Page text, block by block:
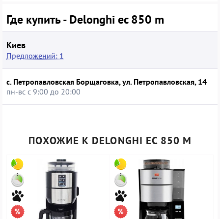
площадка может применяться для подогрева чашек перед
подачей напитка. Такая кофеварка подойдёт тем, кто хочет
контролировать процесс приготовления эспрессо, получая
стабильный результат без сложных настроек и громоздкого
оборудования.
Где купить - Delonghi ec 850 m
Киев
Предложений: 1
с. Петропавловская Борщаговка, ул. Петропавловская, 14
пн-вс с 9:00 до 20:00
ПОХОЖИЕ К DELONGHI EC 850 M